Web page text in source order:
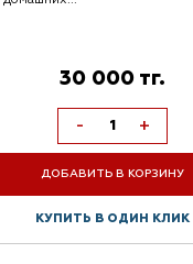
30 000 тг.
- +
ДОБАВИТЬ В КОРЗИНУ
КУПИТЬ В ОДИН КЛИК